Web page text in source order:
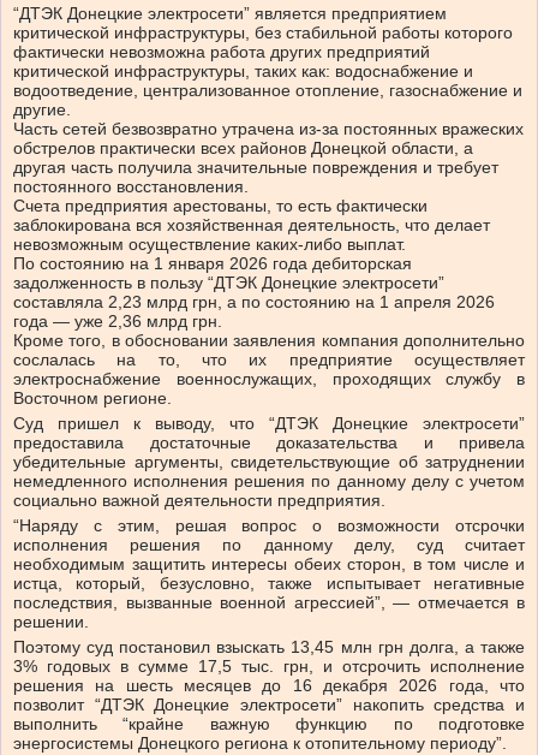
“ДТЭК Донецкие электросети” является предприятием
критической инфраструктуры, без стабильной работы которого
фактически невозможна работа других предприятий
критической инфраструктуры, таких как: водоснабжение и
водоотведение, централизованное отопление, газоснабжение и
другие.
Часть сетей безвозвратно утрачена из-за постоянных вражеских
обстрелов практически всех районов Донецкой области, а
другая часть получила значительные повреждения и требует
постоянного восстановления.
Счета предприятия арестованы, то есть фактически
заблокирована вся хозяйственная деятельность, что делает
невозможным осуществление каких-либо выплат.
По состоянию на 1 января 2026 года дебиторская
задолженность в пользу “ДТЭК Донецкие электросети”
составляла 2,23 млрд грн, а по состоянию на 1 апреля 2026
года — уже 2,36 млрд грн.
Кроме того, в обосновании заявления компания дополнительно
сослалась на то, что их предприятие осуществляет
электроснабжение военнослужащих, проходящих службу в
Восточном регионе.
Суд пришел к выводу, что “ДТЭК Донецкие электросети”
предоставила достаточные доказательства и привела
убедительные аргументы, свидетельствующие об затруднении
немедленного исполнения решения по данному делу с учетом
социально важной деятельности предприятия.
“Наряду с этим, решая вопрос о возможности отсрочки
исполнения решения по данному делу, суд считает
необходимым защитить интересы обеих сторон, в том числе и
истца, который, безусловно, также испытывает негативные
последствия, вызванные военной агрессией”, — отмечается в
решении.
Поэтому суд постановил взыскать 13,45 млн грн долга, а также
3% годовых в сумме 17,5 тыс. грн, и отсрочить исполнение
решения на шесть месяцев до 16 декабря 2026 года, что
позволит “ДТЭК Донецкие электросети” накопить средства и
выполнить “крайне важную функцию по подготовке
энергосистемы Донецкого региона к отопительному периоду”.